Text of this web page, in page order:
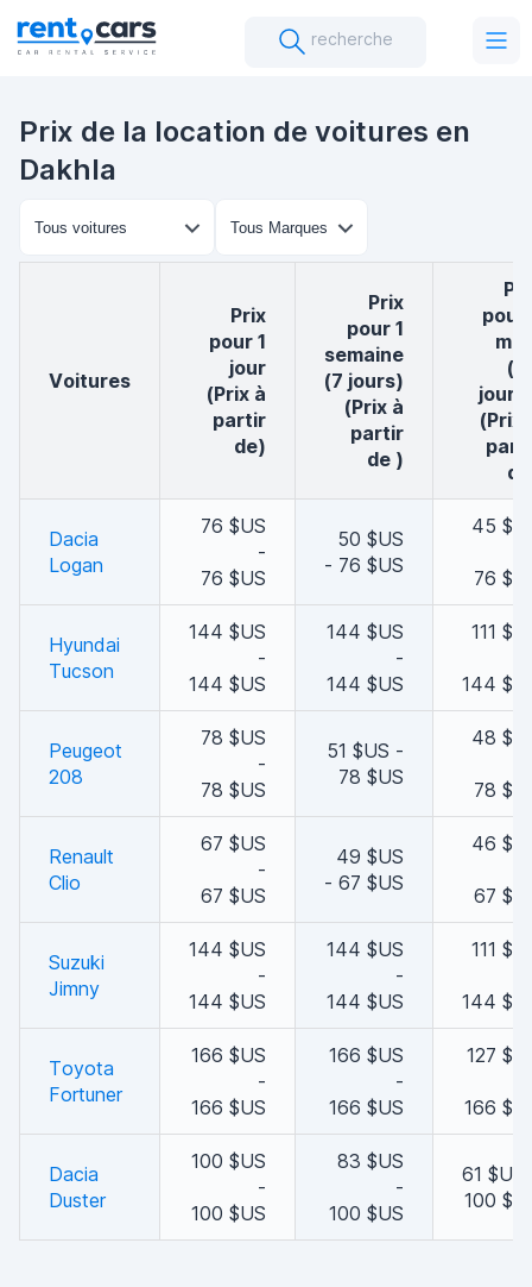
recherche
Prix de la location de voitures en
Dakhla
voitures
Prix
pour 1
jour
(Prix à
partir
de)
Prix
pour 1
semaine
(7 jours)
(Prix à
partir
de )
Prix
pour
jours
(Prix
Dacia
Logan
76 $US
-
76 $US
50 $US
- 76 $US
45
76
Hyundai
Tucson
144 $US
-
144 $US
144 $US
-
144 $US
111
144
Peugeot
208
78 $US
-
78 $US
51 $US -
78 $US
48
78
Renault
Clio
67 $US
-
67 $US
49 $US
- 67 $US
46
67
Suzuki
Jimny
144 $US
-
144 $US
144 $US
-
144 $US
111
144
Toyota
Fortuner
166 $US
-
166 $US
166 $US
-
166 $US
127
166
Dacia
Duster
100 $US
-
100 $US
83 $US
-
100 $US
61 $US
100